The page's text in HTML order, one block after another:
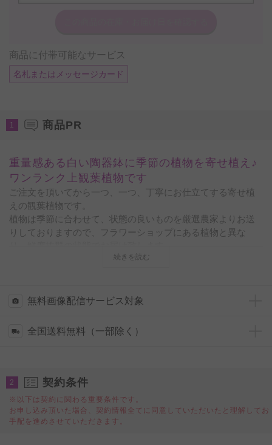
商品に付帯可能なサービス
名札またはメッセージカード
1 商品PR
重量感ある白い陶器鉢に季節の植物を寄せ植え♪
ワンランク上観葉植物です
ご注文を頂いてから一つ、一つ、丁寧にお仕立てする寄せ植
えの観葉植物です。
植物は季節に合わせて、状態の良いものを厳選農家よりお送
りしておりますので、フラワーショップにある植物と異な
り明るい印象を与えてくれますので、開店祝いやオフィスの
プレゼントとして、大変喜ばれることでしょう。
の声にお応えし、
封しております。
使い方は鉢に挿すだけ。お届け先様にお手間はお掛けいたし
続きを読む
無料画像配信サービス対象
全国送料無料（一部除く）
2 契約条件
※以下は契約に関わる重要条件です。
お申し込み頂いた場合、契約情報全てに同意していただいたと理解してお
手配を進めさせていただきます。